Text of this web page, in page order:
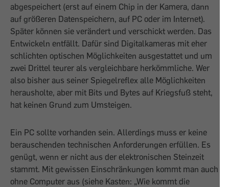
abgespeichert (erst auf einem Chip in der Kamera, dann
auf größeren Datenspeichern, auf PC oder im Internet).
Später können sie verändert und verschickt werden. Das
Entwickeln entfällt. Dafür sind Digitalkameras mit eher
schlichten optischen Möglichkeiten ausgestattet und um
zwei Drittel teurer als vergleichbare herkömmliche. Wer
also bisher aus seiner Spiegelreflex alle Möglichkeiten
herausholte, aber mit Bits und Bytes auf Kriegsfuß steht,
hat keinen Grund zum Umsteigen.
Ein PC sollte vorhanden sein. Allerdings muss er keine
berauschenden technischen Anforderungen erfüllen. Es
genügt, wenn er nicht aus der elektronischen Steinzeit
stammt. Mit gewissen Einschränkungen kommt man auch
ohne Computer aus (siehe Kasten: „Wie kommt die